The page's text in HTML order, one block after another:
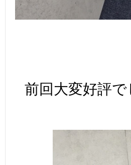
前回大変好評